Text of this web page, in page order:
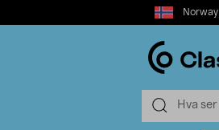
Select
market
Norway